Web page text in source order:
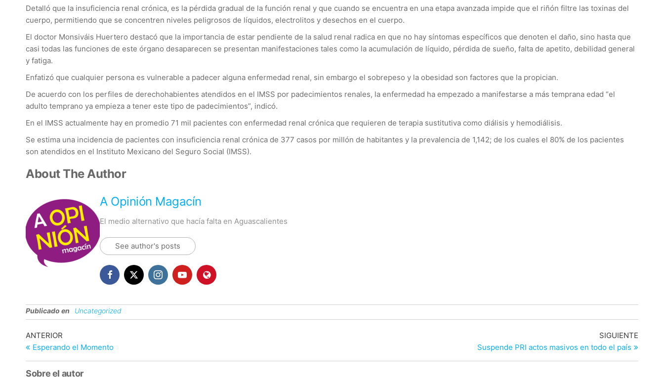
Detalló que la insuficiencia renal crónica, es la pérdida gradual de la función renal y que cuando se encuentra en una etapa avanzada impide que el riñón filtre las toxinas del
cuerpo, permitiendo que se concentren niveles peligrosos de líquidos, electrolitos y desechos en el cuerpo.
El doctor Monsiváis Huertero destacó que la importancia de estar pendiente de la salud renal radica en que no hay síntomas específicos que denoten el daño, sino hasta que
casi todas las funciones de este órgano desaparecen se presentan manifestaciones tales como la acumulación de líquido, pérdida de sueño, falta de apetito, debilidad general
y fatiga.
Enfatizó que cualquier persona es vulnerable a padecer alguna enfermedad renal, sin embargo el sobrepeso y la obesidad son factores que la propician.
De acuerdo con los perfiles de derechohabientes atendidos en el IMSS por padecimientos renales, la enfermedad ha empezado a manifestarse a más temprana edad “el
adulto temprano ya empieza a tener este tipo de padecimientos”, indicó.
En el IMSS actualmente hay en promedio 71 mil pacientes con enfermedad renal crónica que requieren de terapia sustitutiva como diálisis y hemodiálisis.
Se estima una incidencia de pacientes con insuficiencia renal crónica de 377 casos por millón de habitantes y la prevalencia de 1,142; de los cuales el 80% de los pacientes
son atendidos en el Instituto Mexicano del Seguro Social (IMSS).
About The Author
A Opinión Magacín
El medio alternativo que hacía falta en Aguascalientes
See author's posts
Publicado en Uncategorized
Navegación
de
entradas
Entrada
anterior
ANTERIOR
Esperando el Momento
SIGUIENTE
Suspende PRI actos masivos en todo el país
Sobre el autor